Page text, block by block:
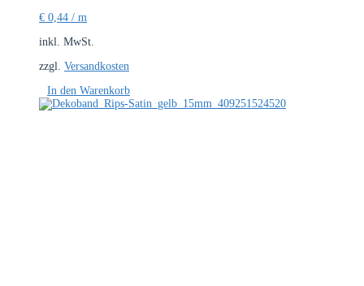
€ 0,44 / m
inkl. MwSt.
zzgl. Versandkosten
In den Warenkorb